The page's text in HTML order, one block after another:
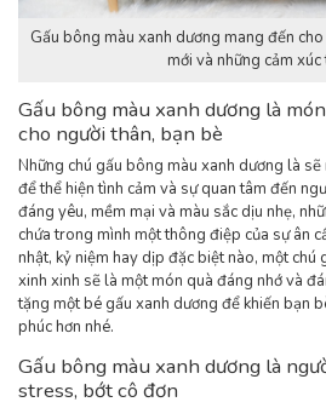
Gấu bông màu xanh dương mang đến
mới và những cảm xúc
Gấu bông màu xanh dương là
cho người thân, bạn bè
Những chú gấu bông màu xanh dương là
để thể hiện tình cảm và sự quan tâm đến
đáng yêu, mềm mại và màu sắc dịu nhẹ,
chứa trong mình một thông điệp của sự ân
nhật, kỷ niệm hay dịp đặc biệt nào, một chú
xinh xinh sẽ là một món quà đáng nhớ và
tặng một bé gấu xanh dương để khiến bạn
phúc hơn nhé.
Gấu bông màu xanh dương là
stress, bớt cô đơn